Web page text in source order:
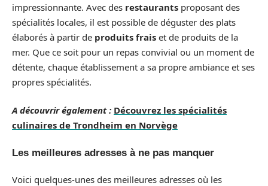
impressionnante. Avec des restaurants proposant des
spécialités locales, il est possible de déguster des plats
élaborés à partir de produits frais et de produits de la
mer. Que ce soit pour un repas convivial ou un moment de
détente, chaque établissement a sa propre ambiance et ses
propres spécialités.
A découvrir également : Découvrez les spécialités
culinaires de Trondheim en Norvège
Les meilleures adresses à ne pas manquer
Voici quelques-unes des meilleures adresses où les